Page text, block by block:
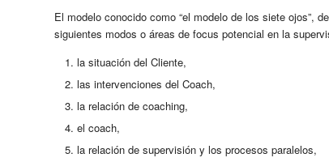
El modelo conocido como “el modelo de los siete ojos”,
siguientes modos o áreas de focus potencial en la
la situación del Cliente,
las intervenciones del Coach,
la relación de coaching,
el coach,
la relación de supervisión y los procesos paralelos,